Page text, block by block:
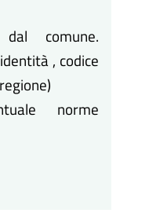
comune.
, codice
norme